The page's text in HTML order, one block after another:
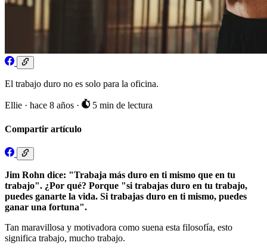
El trabajo duro no es solo para la oficina.
Ellie · hace 8 años · 5 min de lectura
Compartir artículo
Jim Rohn dice: "Trabaja más duro en ti mismo que en tu
trabajo". ¿Por qué? Porque "si trabajas duro en tu trabajo,
puedes ganarte la vida. Si trabajas duro en ti mismo, puedes
ganar una fortuna".
Tan maravillosa y motivadora como suena esta filosofía, esto
significa trabajo, mucho trabajo.